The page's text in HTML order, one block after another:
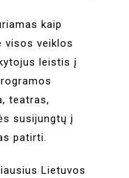
kaip
visos veiklos
leistis į
teatras,
susijungtų į
patirti.
Lietuvos